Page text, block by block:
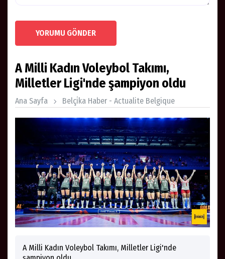
YORUMU GÖNDER
A Milli Kadın Voleybol Takımı,
Milletler Ligi'nde şampiyon oldu
Ana Sayfa Belçi̇ka Haber - Actualite Belgique
A Milli Kadın Voleybol Takımı, Milletler Ligi'nde